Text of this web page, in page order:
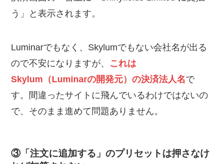
う」と表示されます。
Luminarでもなく、Skylumでもない会社名が出る
ので不安になりますが、 これは
Skylum（Luminarの開発元）の決済法人名で
す。間違ったサイトに飛んでいるわけではないの
で、そのまま進めて問題ありません。
③「注文に追加する」のプリセットは押さなけ